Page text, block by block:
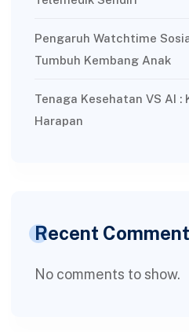
Pengaruh Watchtime
Tumbuh Kembang Anak
Tenaga Kesehatan VS AI :
Harapan
Recent
No comments to show.